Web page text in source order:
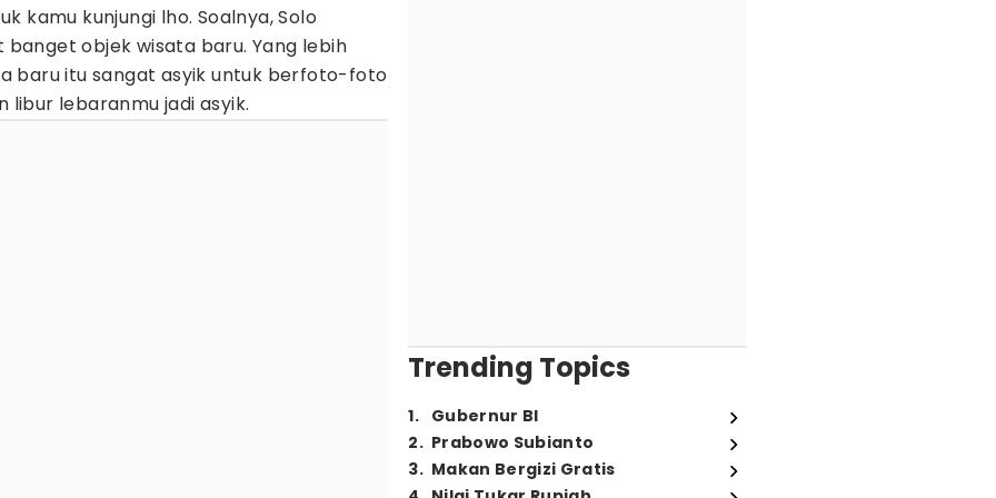
kamu kunjungi lho. Soalnya, Solo
objek wisata baru. Yang lebih
baru itu sangat asyik untuk berfoto-foto
libur lebaranmu jadi asyik.
Trending Topics
1. Gubernur BI
2. Prabowo Subianto
3. Makan Bergizi Gratis